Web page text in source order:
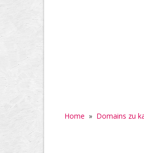
Home » Domains zu